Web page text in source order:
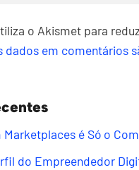
o Akismet para
dados em comentários
Marketplaces é Só o
do Empreendedor